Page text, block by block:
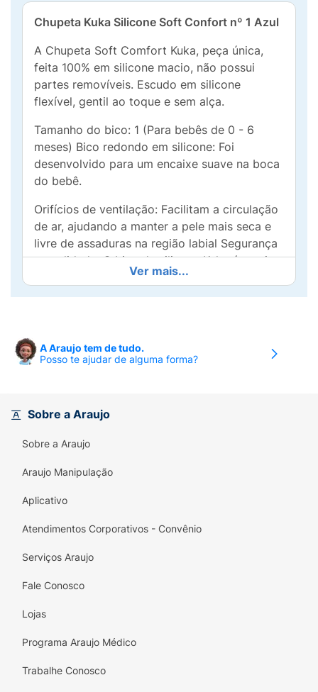
Chupeta Kuka Silicone Soft Confort nº 1 Azul
A Chupeta Soft Comfort Kuka, peça única,
feita 100% em silicone macio, não possui
partes removíveis. Escudo em silicone
flexível, gentil ao toque e sem alça.
Tamanho do bico: 1 (Para bebês de 0 - 6
meses) Bico redondo em silicone: Foi
desenvolvido para um encaixe suave na boca
do bebê.
Orifícios de ventilação: Facilitam a circulação
de ar, ajudando a manter a pele mais seca e
livre de assaduras na região labial Segurança
e qualidade: O bico de silicone Kuka é macio,
atóxico, antialérgico, esterilizável, inodoro,
não mela e resistente à fervura.
Composição: 100% Silicone
Ver mais...
A Araujo tem de tudo.
Posso te ajudar de alguma forma?
Sobre a Araujo
Sobre a Araujo
Araujo Manipulação
Aplicativo
Atendimentos Corporativos - Convênio
Serviços Araujo
Fale Conosco
Lojas
Programa Araujo Médico
Trabalhe Conosco